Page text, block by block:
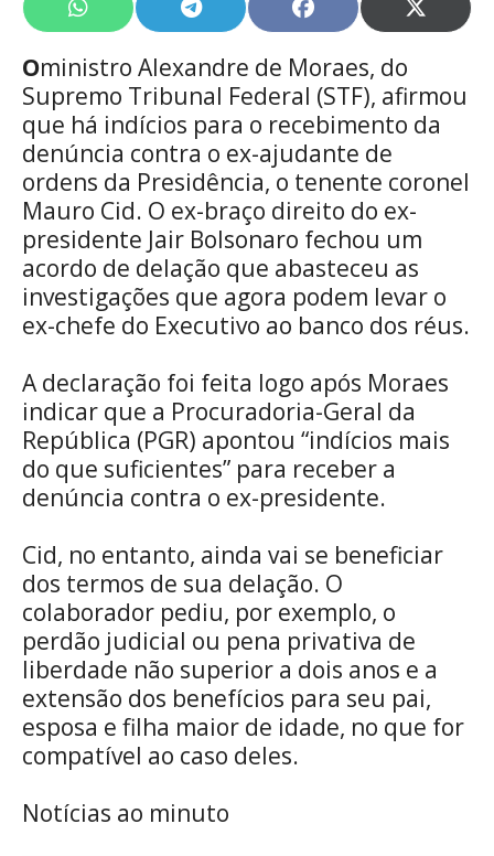
Share
on
WhatsApp
Share
on
Telegram
Share
on
Facebook
Share
on
Oministro Alexandre de Moraes, do
Supremo Tribunal Federal (STF), afirmou
que há indícios para o recebimento da
denúncia contra o ex-ajudante de
ordens da Presidência, o tenente coronel
Mauro Cid. O ex-braço direito do ex-
presidente Jair Bolsonaro fechou um
acordo de delação que abasteceu as
investigações que agora podem levar o
ex-chefe do Executivo ao banco dos réus.
A declaração foi feita logo após Moraes
indicar que a Procuradoria-Geral da
República (PGR) apontou “indícios mais
do que suficientes” para receber a
denúncia contra o ex-presidente.
Cid, no entanto, ainda vai se beneficiar
dos termos de sua delação. O
colaborador pediu, por exemplo, o
perdão judicial ou pena privativa de
liberdade não superior a dois anos e a
extensão dos benefícios para seu pai,
esposa e filha maior de idade, no que for
compatível ao caso deles.
Notícias ao minuto